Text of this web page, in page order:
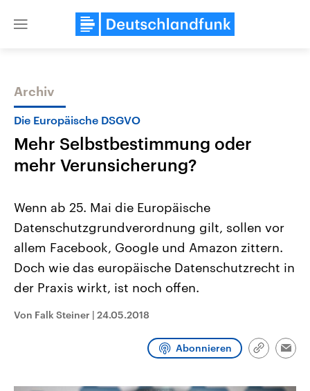
Close
Themen
Landtagswahl Sachsen-Anhalt
2026
Alle Informationen
Sachsen-Anhalt wählt am 6.
September 2026 einen neuen
Landtag. Seit 2021 wird das
CDU, SPD und FDP regiert.-
Wahlprogramme, aktuelle Berichte
und Hintergründe zu den Parteien
und Kandidaten der anstehenden
USA
Aktuelle Beiträge,
Hintergründe
Wirtschaftlich und
gehören die Vereinigten
den mächtigsten Ländern
Programm Podcasts
Audio-Archiv
Archiv
Die Europäische DSGVO
Mehr Selbstbestimmung oder
mehr Verunsicherung?
Wenn ab 25. Mai die Europäische
Datenschutzgrundverordnung gilt, sollen vor
allem Facebook, Google und Amazon zittern.
Doch wie das europäische Datenschutzrecht in
der Praxis wirkt, ist noch offen.
Von Falk Steiner | 24.05.2018
Abonnieren
Link